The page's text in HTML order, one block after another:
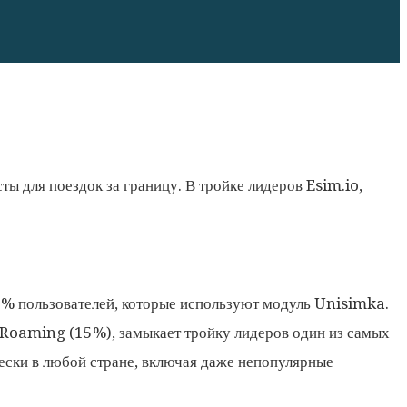
для поездок за границу. В тройке лидеров Esim.io,
пользователей, которые используют модуль Unisimka.
(15%), замыкает тройку лидеров один из самых
в любой стране, включая даже непопулярные